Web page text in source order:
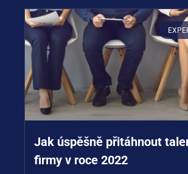
Jak úspěšně přitáhnout
firmy v roce 2022